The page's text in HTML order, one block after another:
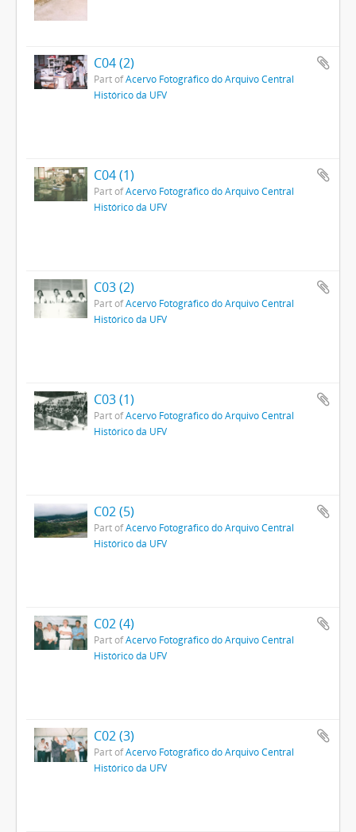
C04 (2)
Part ofAcervo Fotográfico do Arquivo Central
Histórico da UFV
C04 (1)
Part ofAcervo Fotográfico do Arquivo Central
Histórico da UFV
C03 (2)
Part ofAcervo Fotográfico do Arquivo Central
Histórico da UFV
C03 (1)
Part ofAcervo Fotográfico do Arquivo Central
Histórico da UFV
C02 (5)
Part ofAcervo Fotográfico do Arquivo Central
Histórico da UFV
C02 (4)
Part ofAcervo Fotográfico do Arquivo Central
Histórico da UFV
C02 (3)
Part ofAcervo Fotográfico do Arquivo Central
Histórico da UFV